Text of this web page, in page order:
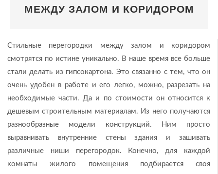
МЕЖДУ ЗАЛОМ И КОРИДОРОМ
Стильные перегородки между залом и коридором
смотрятся по истине уникально. В наше время все больше
стали делать из гипсокартона. Это связанно с тем, что он
очень удобен в работе и его легко, можно, разрезать на
необходимые части. Да и по стоимости он относится к
дешевым строительным материалам. Из него получаются
разнообразные модели конструкций. Ним просто
выравнивать внутренние стены здания и зашивать
различные ниши перегородок. Конечно, для каждой
комнаты жилого помещения подбирается своя